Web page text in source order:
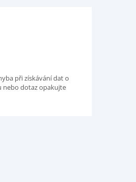
při získávání dat o
nebo dotaz opakujte